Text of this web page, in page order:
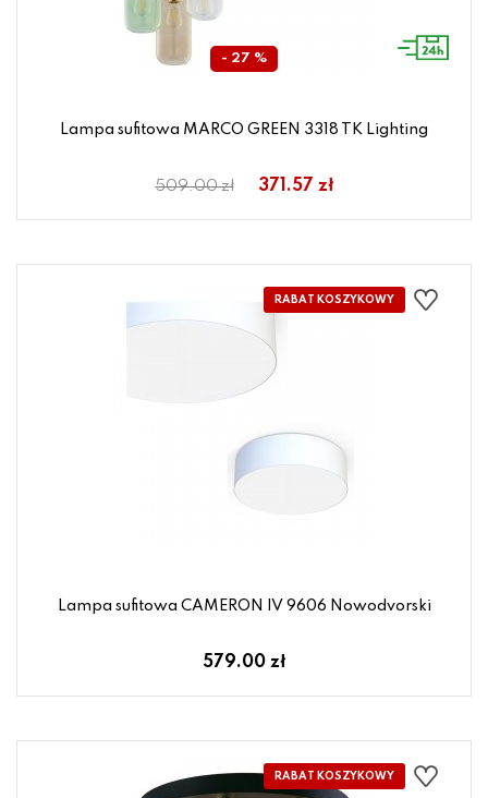
- 27 %
Lampa sufitowa MARCO GREEN 3318 TK Lighting
509.00 zł 371.57 zł
Lampa sufitowa CAMERON IV 9606 Nowodvorski
579.00 zł